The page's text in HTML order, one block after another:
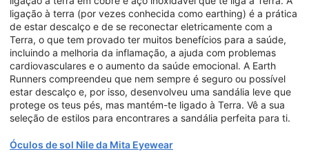
ligação à terra (por vezes conhecida como earthing) é a prática
de estar descalço e de se reconectar eletricamente com a
Terra, o que tem provado ter muitos benefícios para a saúde,
incluindo a melhoria da inflamação, a ajuda com problemas
cardiovasculares e o aumento da saúde emocional. A Earth
Runners compreendeu que nem sempre é seguro ou possível
estar descalço e, por isso, desenvolveu uma sandália leve que
protege os teus pés, mas mantém-te ligado à Terra. Vê a sua
seleção de estilos para encontrares a sandália perfeita para ti.
Óculos de sol Nile da Mita Eyewear